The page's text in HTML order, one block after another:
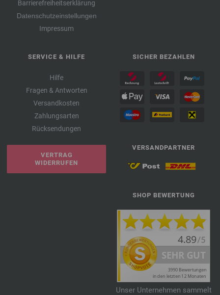
Barrierefreiheitserklärung
Datenschutzeinstellungen
Impressum
SERVICE & HILFE
Hilfe
Fragen & Antworten
Versandkosten
Zahlungsarten
Rücksendungen
VERTRAG
WIDERRUFEN
SICHER BEZAHLEN
VERSANDPARTNER
SHOP BEWERTUNG
Unser Unternehmen sammelt